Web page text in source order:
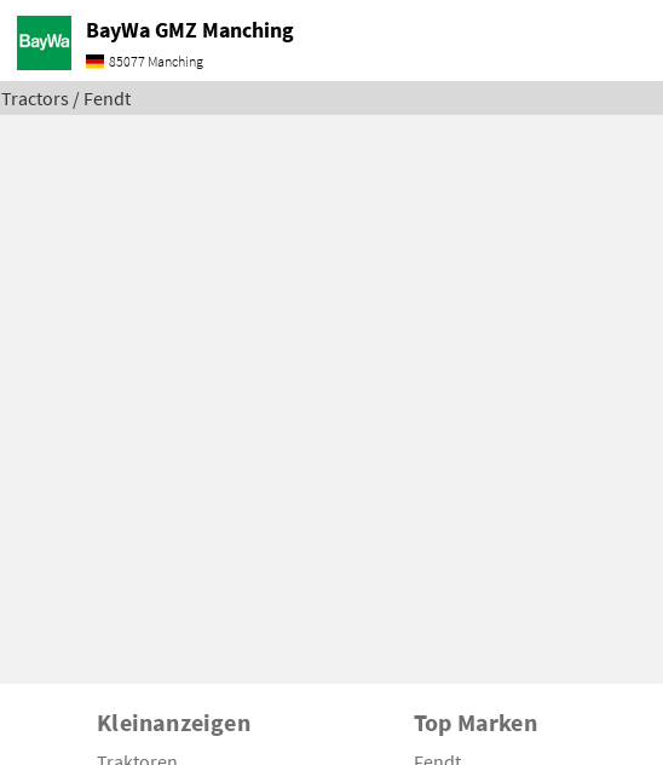
BayWa GMZ Manching
85077 Manching
Tractors / Fendt
Kleinanzeigen Top Marken